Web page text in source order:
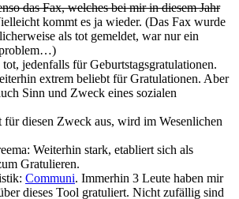
das Fax, welches bei mir in diesem Jahr
kommt es ja wieder. (Das Fax wurde
als tot gemeldet, war nur ein
jedenfalls für Geburtstagsgratulationen.
extrem beliebt für Gratulationen. Aber
Sinn und Zweck eines sozialen
diesen Zweck aus, wird im Wesenlichen
Weiterhin stark, etabliert sich als
Gratulieren.
Communi. Immerhin 3 Leute haben mir
dieses Tool gratuliert. Nicht zufällig sind